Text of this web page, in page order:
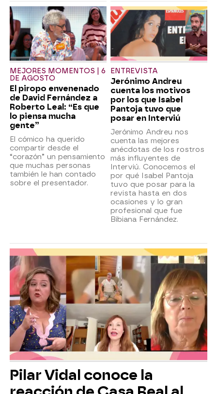
MEJORES MOMENTOS | 6
DE AGOSTO
El piropo envenenado
de David Fernández a
Roberto Leal: “Es que
lo piensa mucha
gente”
El cómico ha querido
compartir desde el
“corazón” un pensamiento
que muchas personas
también le han contado
sobre el presentador.
ENTREVISTA
Jerónimo Andreu
cuenta los motivos
por los que Isabel
Pantoja tuvo que
posar en Interviú
Jerónimo Andreu nos
cuenta las mejores
anécdotas de los rostros
más influyentes de
Interviú. Conocemos el
por qué Isabel Pantoja
tuvo que posar para la
revista hasta en dos
ocasiones y lo gran
profesional que fue
Bibiana Fernández.
Pilar Vidal conoce la